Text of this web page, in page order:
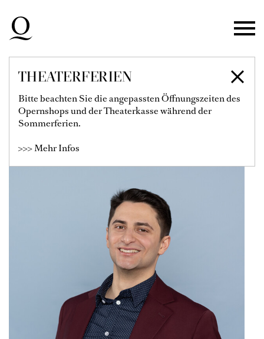
Zur Hauptnavigation springen
Zum Hauptinhalt springen
Zum Footer springen
THEATERFERIEN
Bitte beachten Sie die angepassten Öffnungszeiten des
Opernshops und der Theaterkasse während der
Sommerferien.
>>> Mehr Infos
RICCARDO ROMEO